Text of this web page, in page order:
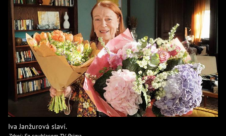
Iva Janžurová slaví.